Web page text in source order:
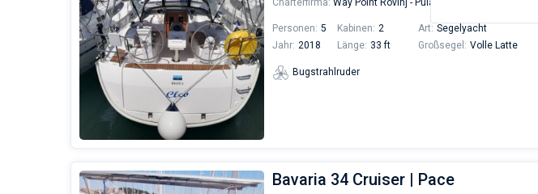
Charterfirma: Way Point Rovinj - Pula/Marine Media
Personen: 5 Kabinen: 2 Art: Segelyacht
Jahr: 2018 Länge: 33 ft Großsegel: Volle Latte
Bugstrahlruder
Bavaria 34 Cruiser | Pace